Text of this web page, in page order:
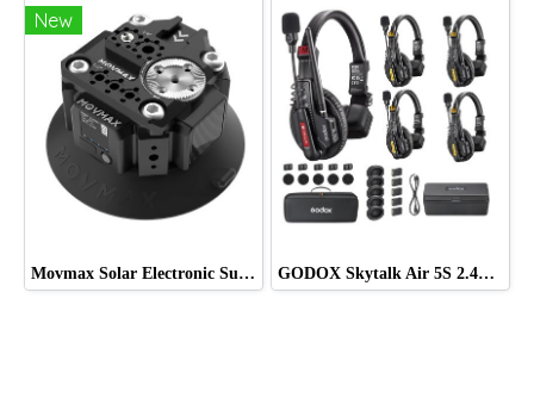
New
Movmax Solar Electronic Suction Cup Multi-Interface Expansion Edition GODOX Skytalk Air 5S 2.4G Full-Duplex Wireless Intercom System